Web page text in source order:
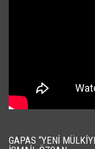
GAPAS “YENI